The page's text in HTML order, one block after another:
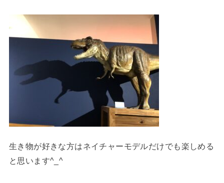
生き物が好きな方はネイチャーモデルだけでも楽しめる
と思います^_^